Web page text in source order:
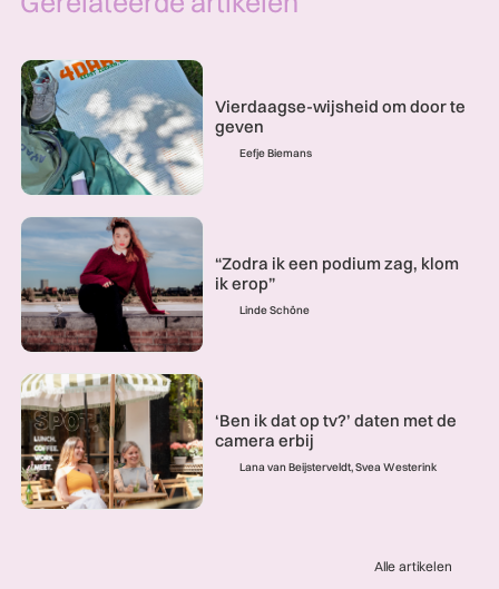
Vierdaagse-wijsheid om door te
geven
Eefje Biemans
“Zodra ik een podium zag, klom
ik erop”
Linde Schöne
‘Ben ik dat op tv?’ daten met de
camera erbij
Lana van Beijsterveldt, Svea Westerink
Alle artikelen